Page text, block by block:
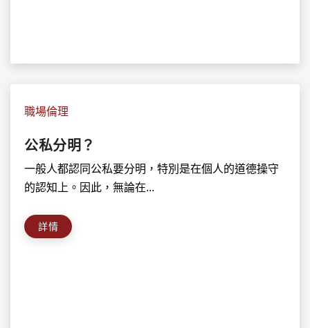
職場倫理
公私分明？
一般人都認同公私要分明，特別是在個人的道德操守
的認知上。因此，無論在...
詳情